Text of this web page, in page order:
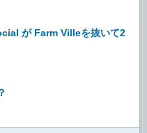
が Farm Villeを抜いて2